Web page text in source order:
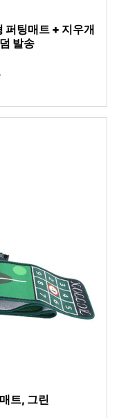
퍼팅매트 + 지우개
발송
트, 그린